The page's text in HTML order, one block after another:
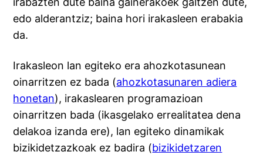
edo alderantziz; baina hori irakasleen erabakia
da.
Irakasleon lan egiteko era ahozkotasunean
oinarritzen ez bada (ahozkotasunaren adiera
honetan), irakaslearen programazioan
oinarritzen bada (ikasgelako errealitatea dena
delakoa izanda ere), lan egiteko dinamikak
bizikidetzazkoak ez badira (bizikidetzaren